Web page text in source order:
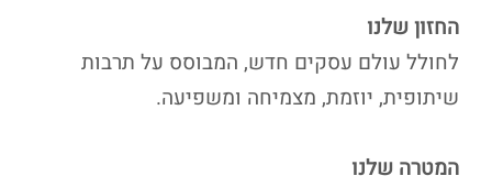
החזון שלנו
לחולל עולם עסקים חדש, המבוסס על תרבות
שיתופית, יוזמת, מצמיחה ומשפיעה.
המטרה שלנו